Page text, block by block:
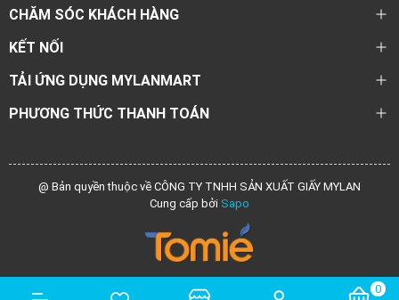
0
CHĂM SÓC KHÁCH HÀNG
KẾT NỐI
TẢI ỨNG DỤNG MYLANMART
PHƯƠNG THỨC THANH TOÁN
@ Bản quyền thuộc về CÔNG TY TNHH SẢN XUẤT GIẤY MYLAN
Cung cấp bởi Sapo